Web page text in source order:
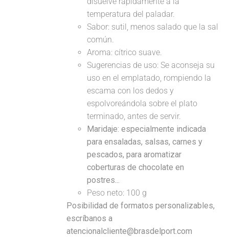
temperatura del paladar.
Sabor: sutil, menos salado que la sal
común.
Aroma: cítrico suave.
Sugerencias de uso: Se aconseja su
uso en el emplatado, rompiendo la
escama con los dedos y
espolvoreándola sobre el plato
terminado, antes de servir.
Maridaje: especialmente indicada
para ensaladas, salsas, carnes y
pescados, para aromatizar
coberturas de chocolate en
postres...
Peso neto: 100 g
Posibilidad de formatos personalizables,
escríbanos a
atencionalcliente@brasdelport.com